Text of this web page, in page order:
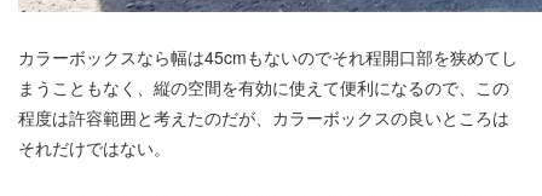
カラーボックスなら幅は45cmもないのでそれ程開口部を狭めてし
まうこともなく、縦の空間を有効に使えて便利になるので、この
程度は許容範囲と考えたのだが、カラーボックスの良いところは
それだけではない。